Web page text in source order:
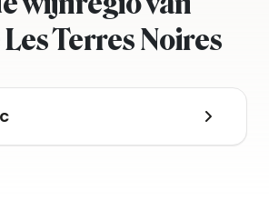
Terres Noires